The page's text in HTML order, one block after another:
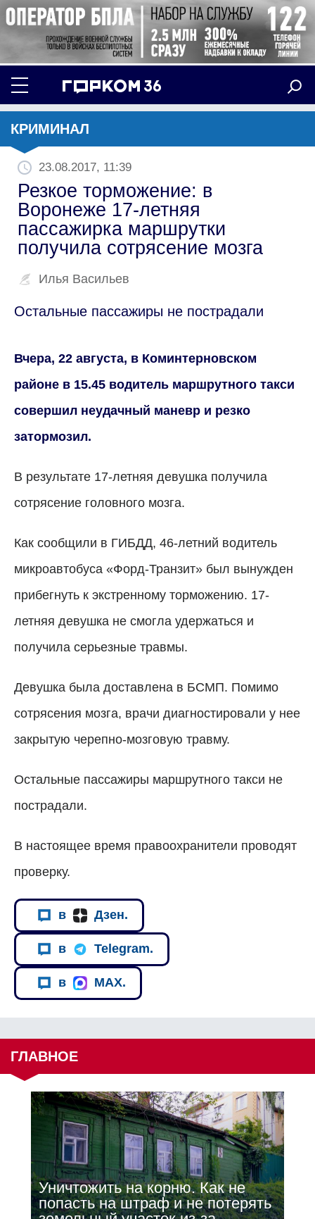
КРИМИНАЛ
23.08.2017, 11:39
Резкое торможение: в
Воронеже 17-летняя
пассажирка маршрутки
получила сотрясение мозга
Илья Васильев
Остальные пассажиры не пострадали
Вчера, 22 августа, в Коминтерновском
районе в 15.45 водитель маршрутного такси
совершил неудачный маневр и резко
затормозил.
В результате 17-летняя девушка получила
сотрясение головного мозга.
Как сообщили в ГИБДД, 46-летний водитель
микроавтобуса «Форд-Транзит» был вынужден
прибегнуть к экстренному торможению. 17-
летняя девушка не смогла удержаться и
получила серьезные травмы.
Девушка была доставлена в БСМП. Помимо
сотрясения мозга, врачи диагностировали у нее
закрытую черепно-мозговую травму.
Остальные пассажиры маршрутного такси не
пострадали.
В настоящее время правоохранители проводят
проверку.
в Дзен.
в Telegram.
в MAX.
ГЛАВНОЕ
Уничтожить на корню. Как не
попасть на штраф и не потерять